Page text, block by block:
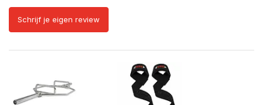
Schrijf je eigen review